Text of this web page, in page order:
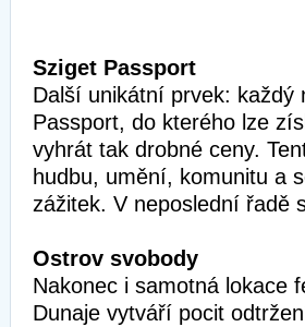
Sziget Passport
Další unikátní prvek:
Passport, do kterého lze
vyhrát tak drobné ceny.
hudbu, umění, komunitu a
zážitek. V neposlední řadě
Ostrov svobody
Nakonec i samotná lokace
Dunaje vytváří pocit